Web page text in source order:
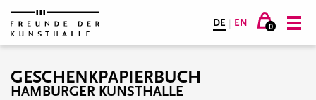
DE | EN 0
GESCHENKPAPIERBUCH
HAMBURGER KUNSTHALLE